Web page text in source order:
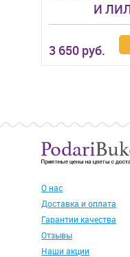
И
3 650 руб.
О нас
Доставка и оплата
Гарантии качества
Отзывы
Наши акции